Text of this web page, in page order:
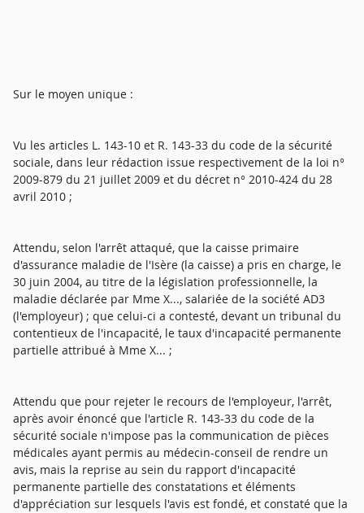
Sur le moyen unique :
Vu les articles L. 143-10 et R. 143-33 du code de la sécurité
sociale, dans leur rédaction issue respectivement de la loi n°
2009-879 du 21 juillet 2009 et du décret n° 2010-424 du 28
avril 2010 ;
Attendu, selon l'arrêt attaqué, que la caisse primaire
d'assurance maladie de l'Isère (la caisse) a pris en charge, le
30 juin 2004, au titre de la législation professionnelle, la
maladie déclarée par Mme X..., salariée de la société AD3
(l'employeur) ; que celui-ci a contesté, devant un tribunal du
contentieux de l'incapacité, le taux d'incapacité permanente
partielle attribué à Mme X... ;
Attendu que pour rejeter le recours de l'employeur, l'arrêt,
après avoir énoncé que l'article R. 143-33 du code de la
sécurité sociale n'impose pas la communication de pièces
médicales ayant permis au médecin-conseil de rendre un
avis, mais la reprise au sein du rapport d'incapacité
permanente partielle des constatations et éléments
d'appréciation sur lesquels l'avis est fondé, et constaté que la